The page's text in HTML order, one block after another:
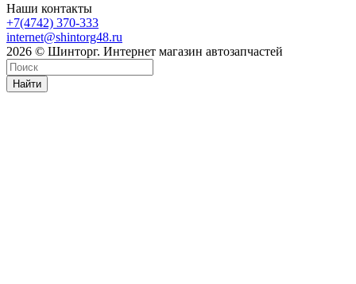
Наши контакты
+7(4742) 370-333
internet@shintorg48.ru
2026 © Шинторг. Интернет магазин автозапчастей
Найти